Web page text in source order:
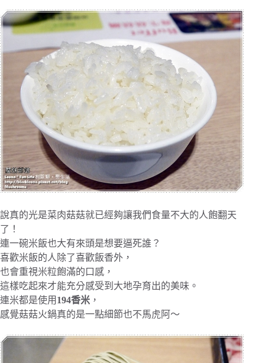
說真的光是菜肉菇菇就已經夠讓我們食量不大的人飽翻天
了！
連一碗米飯也大有來頭是想要逼死誰？
喜歡米飯的人除了喜歡飯香外，
也會重視米粒飽滿的口感，
這樣吃起來才能充分感受到大地孕育出的美味。
連米都是使用 194香米 ，
感覺菇菇火鍋真的是一點細節也不馬虎阿～